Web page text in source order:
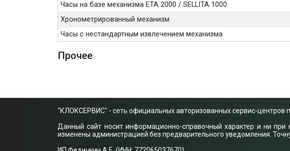
Часы на базе механизма ETA 2000 / SELLITA 1000
Хронометрированный механизм
Часы с нестандартным извлечением механизма
Прочее
"КЛОКСЕРВИС" - сеть официальных авторизованных сервис-центров
Данный сайт носит информационно-справочный характер и ни при
изменены администрацией без предварительного уведомления.